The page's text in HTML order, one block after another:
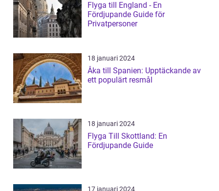
Flyga till England - En
Fördjupande Guide för
Privatpersoner
18 januari 2024
Åka till Spanien: Upptäckande av
ett populärt resmål
18 januari 2024
Flyga Till Skottland: En
Fördjupande Guide
17 januari 2024